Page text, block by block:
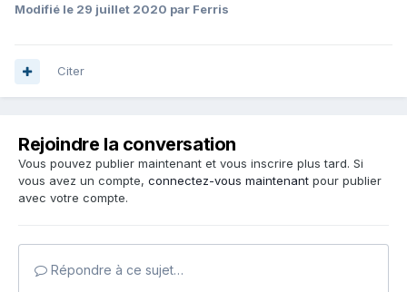
Modifié le 29 juillet 2020 par Ferris
Citer
Rejoindre la conversation
Vous pouvez publier maintenant et vous inscrire plus tard. Si
vous avez un compte, connectez-vous maintenant pour publier
avec votre compte.
Répondre à ce sujet…